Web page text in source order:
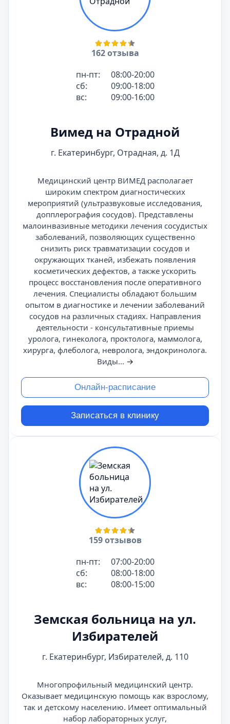
162 отзыва
пн-пт:
08:00-20:00
сб:
09:00-18:00
вс:
09:00-16:00
Вимед на Отрадной
г. Екатеринбург, Отрадная, д. 1Д
Медицинский центр ВИМЕД располагает
широким спектром диагностических
мероприятий (ультразвуковые исследования,
допплерография сосудов). Представлены
малоинвазивные методики лечения сосудистых
заболеваний, позволяющих существенно
снизить риск травматизации сосудов и
окружающих тканей, избежать появления
косметических дефектов, а также ускорить
процесс восстановления после оперативного
лечения. Специалисты обладают большим
опытом в диагностике и лечении заболеваний
сосудов на различных стадиях. Направления
деятельности - консультативные приемы
уролога, гинеколога, проктолога, маммолога,
хирурга, флеболога, невролога, эндокринолога.
Виды... →
Онлайн-расписание
Записаться в клинику
159 отзывов
пн-пт:
07:00-20:00
сб:
08:00-18:00
вс:
08:00-15:00
Земская больница на ул.
Избирателей
г. Екатеринбург, Избирателей, д. 110
Многопрофильный медицинский центр.
Оказывает медицинскую помощь как взрослому,
так и детскому населению. Имеет оптимальный
набор лабораторных услуг,